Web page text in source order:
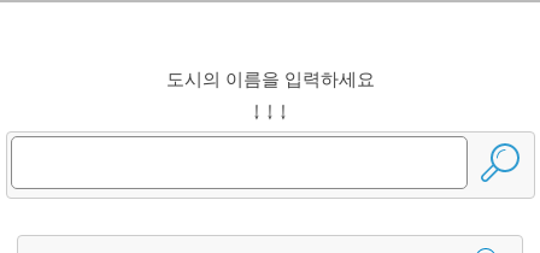
도시의 이름을 입력하세요
↓ ↓ ↓